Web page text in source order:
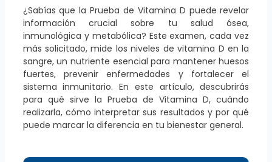
¿Sabías que la Prueba de Vitamina D puede revelar
información crucial sobre tu salud ósea,
inmunológica y metabólica? Este examen, cada vez
más solicitado, mide los niveles de vitamina D en la
sangre, un nutriente esencial para mantener huesos
fuertes, prevenir enfermedades y fortalecer el
sistema inmunitario. En este artículo, descubrirás
para qué sirve la Prueba de Vitamina D, cuándo
realizarla, cómo interpretar sus resultados y por qué
puede marcar la diferencia en tu bienestar general.